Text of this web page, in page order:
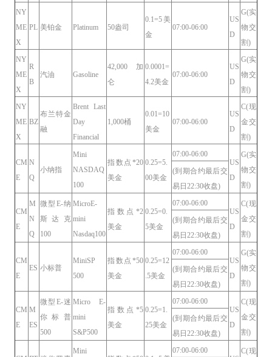
NY
ME
X
PL 美铂金 Platinum 50盎司
0.1=5美
金
07:00-06:00
US
D
G(实
物交
割)
NY
ME
X
R
B
汽油 Gasoline
42,000 加
仑
0.0001=
4.2美金
07:00-06:00
US
D
G(实
物交
割)
NY
ME
X
BZ
布兰特金
融
Brent Last
Day
Financial
1,000桶
0.01=10
美金
07:00-06:00
US
D
C(现
金交
割)
CM
E
N
Q
小纳指
Mini
NASDAQ
100
指数点*20
美金
0.25=5.
00美金
07:00-06:00
US
D
G(实
物交
割)
(到期合约最后交
易日22:30收盘)
CM
E
M
N
Q
微型E-纳
斯达克
100
MicroE-
mini
Nasdaq100
指数点*2
美金
0.25=0.
5美金
07:00-06:00
US
D
C(现
金交
割)
(到期合约最后交
易日22:30收盘)
CM
E
ES 小标普
MiniSP
500
指数点*50
美金
0.25=12
.5美金
07:00-06:00
US
D
G(实
物交
割)
(到期合约最后交
易日22:30收盘)
CM
E
M
ES
微型E-迷
你标普
500
Micro E-
mini
S&P500
指数点*5
美金
0.25=1.
25美金
07:00-06:00
US
D
C(现
金交
割)
(到期合约最后交
易日22:30收盘)
Mini
07:00-06:00
C(现